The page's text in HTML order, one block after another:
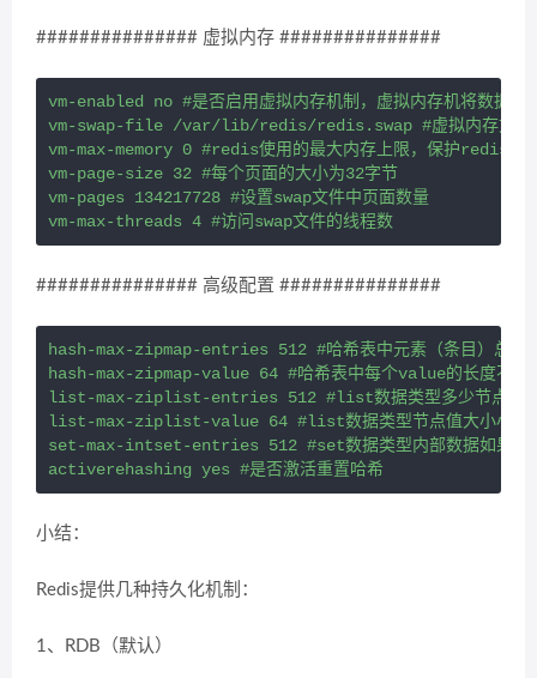
############### 虚拟内存 ###############
vm-enabled no #是否启用虚拟内存机制，虚拟内存机将数据分
vm-swap-file /var/lib/redis/redis.swap #虚拟内存文件
vm-max-memory 0 #redis使用的最大内存上限，保护redis不
vm-page-size 32 #每个页面的大小为32字节
vm-pages 134217728 #设置swap文件中页面数量
############### 高级配置 ###############
hash-max-zipmap-entries 512 #哈希表中元素（条目）总个
hash-max-zipmap-value 64 #哈希表中每个value的长度不超
list-max-ziplist-entries 512 #list数据类型多少节点以下会
list-max-ziplist-value 64 #list数据类型节点值大小小于多
set-max-intset-entries 512 #set数据类型内部数据如果全部
小结：
Redis提供几种持久化机制：
1、RDB（默认）